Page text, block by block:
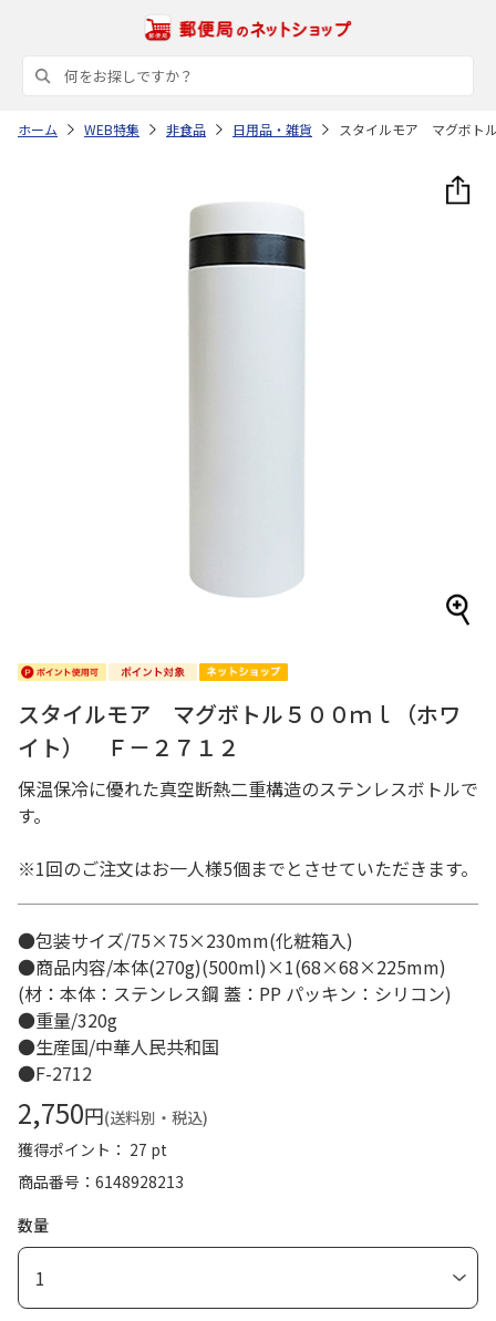
ホーム WEB特集 非食品 日用品・雑貨 スタイルモア マグボト
スタイルモア マグボトル５００ｍｌ（ホワ
イト） Ｆ－２７１２
保温保冷に優れた真空断熱二重構造のステンレスボトルで
す。
※1回のご注文はお一人様5個までとさせていただきます。
●包装サイズ/75×75×230mm(化粧箱入)
●商品内容/本体(270g)(500ml)×1(68×68×225mm)
(材：本体：ステンレス鋼 蓋：PP パッキン：シリコン)
●重量/320g
●生産国/中華人民共和国
●F-2712
2,750円(送料別・税込)
獲得ポイント： 27 pt
商品番号
6148928213
数量
1